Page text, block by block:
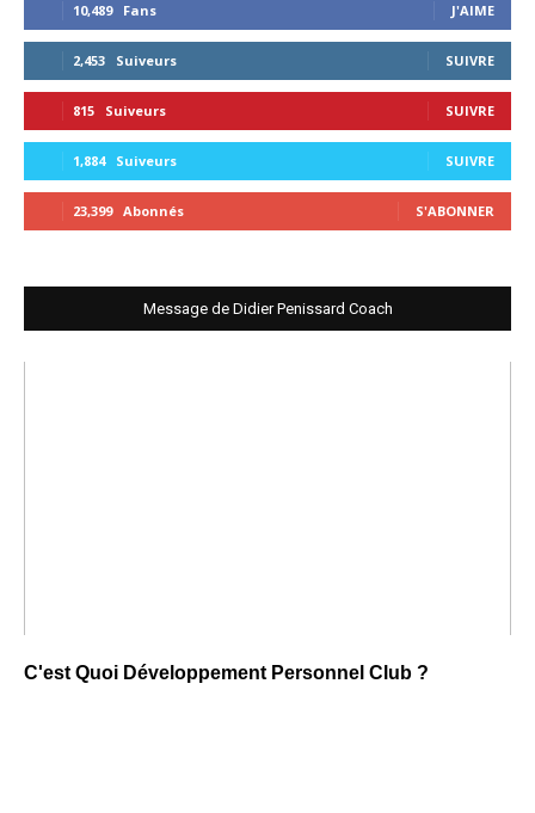
10,489 Fans J'AIME
2,453 Suiveurs SUIVRE
815 Suiveurs SUIVRE
1,884 Suiveurs SUIVRE
23,399 Abonnés S'ABONNER
Message de Didier Penissard Coach
C'est Quoi Développement Personnel Club ?